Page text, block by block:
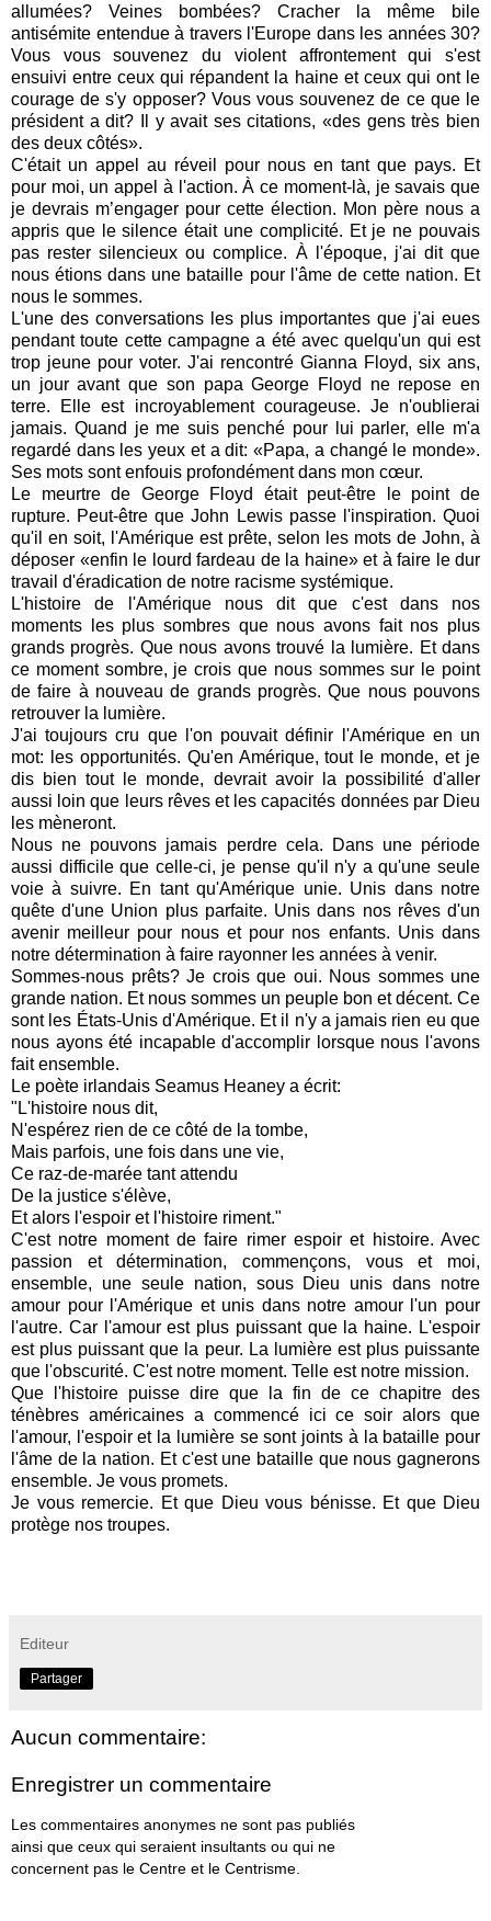
allumées? Veines bombées? Cracher la même bile
antisémite entendue à travers l'Europe dans les années 30?
Vous vous souvenez du violent affrontement qui s'est
ensuivi entre ceux qui répandent la haine et ceux qui ont le
courage de s'y opposer? Vous vous souvenez de ce que le
président a dit?
Il y avait ses citations, «des gens très bien
des deux côtés».
C'était un appel au réveil pour nous en tant que pays. Et
pour moi, un appel à l'action. À ce moment-là, je savais que
je devrais m’engager pour cette élection. Mon père nous a
appris que le silence était une complicité. Et je ne pouvais
pas rester silencieux ou complice. À l'époque, j'ai dit que
nous étions dans une bataille pour l'âme de cette nation. Et
nous le sommes.
L'une des conversations les plus importantes que j'ai eues
pendant toute cette campagne a été avec quelqu'un qui est
trop jeune pour voter. J'ai rencontré Gianna Floyd, six ans,
un jour avant que son papa George Floyd ne repose en
terre.
Elle est incroyablement courageuse. Je n'oublierai
jamais. Quand je me suis penché pour lui parler, elle m'a
regardé dans les yeux et a dit: «Papa, a changé le monde».
Ses mots sont enfouis profondément dans mon cœur.
Le meurtre de George Floyd était peut-être le point de
rupture. Peut-être que John Lewis passe l'inspiration. Quoi
qu'il en soit, l'Amérique est prête, selon les mots de John, à
déposer «enfin le lourd fardeau de la haine» et à faire le dur
travail d'éradication de notre racisme systémique.
L'histoire de l'Amérique nous dit que c'est dans nos
moments les plus sombres que nous avons fait nos plus
grands progrès. Que nous avons trouvé la lumière. Et dans
ce moment sombre, je crois que nous sommes sur le point
de faire à nouveau de grands progrès. Que nous pouvons
retrouver la lumière.
J'ai toujours cru que l'on pouvait définir l'Amérique en un
mot: les opportunités. Qu'en Amérique, tout le monde, et je
dis bien tout le monde, devrait avoir la possibilité d'aller
aussi loin que leurs rêves et les capacités données par Dieu
les mèneront.
Nous ne pouvons jamais perdre cela. Dans une période
aussi difficile que celle-ci, je pense qu'il n'y a qu'une seule
voie à suivre. En tant qu'Amérique unie. Unis dans notre
quête d'une Union plus parfaite. Unis dans nos rêves d'un
avenir meilleur pour nous et pour nos enfants. Unis dans
notre détermination à faire rayonner les années à venir.
Sommes-nous prêts? Je crois que oui. Nous sommes une
grande nation. Et nous sommes un peuple bon et décent. Ce
sont les États-Unis d'Amérique. Et il n'y a jamais rien eu que
nous ayons été incapable d'accomplir lorsque nous l'avons
fait ensemble.
Le poète irlandais Seamus Heaney a écrit:
"L'histoire nous dit,
N'espérez rien de ce côté de la tombe,
Mais parfois, une fois dans une vie,
Ce raz-de-marée tant attendu
De la justice s'élève,
Et alors l'espoir et l'histoire riment."
C'est notre moment de faire rimer espoir et histoire. Avec
passion et détermination, commençons, vous et moi,
ensemble, une seule nation, sous Dieu unis dans notre
amour pour l'Amérique et unis dans notre amour l'un pour
l'autre. Car l'amour est plus puissant que la haine. L'espoir
est plus puissant que la peur. La lumière est plus puissante
que l'obscurité. C'est notre moment. Telle est notre mission.
Que l'histoire puisse dire que la fin de ce chapitre des
ténèbres américaines a commencé ici ce soir alors que
l'amour, l'espoir et la lumière se sont joints à la bataille pour
l'âme de la nation. Et c'est une bataille que nous gagnerons
ensemble. Je vous promets.
Je vous remercie. Et que Dieu vous bénisse. Et que Dieu
protège nos troupes.
Editeur
Partager
Aucun commentaire:
Enregistrer un commentaire
Les commentaires anonymes ne sont pas publiés
ainsi que ceux qui seraient insultants ou qui ne
concernent pas le Centre et le Centrisme.